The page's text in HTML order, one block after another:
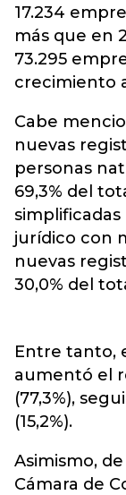
17.234
más que en
73.295
crecimiento
Cabe
nuevas
personas
69,3% del
simplificadas
jurídico con
nuevas
30,0% del
Entre tanto,
aumentó el
(77,3%),
(15,2%).
Asimismo,
Cámara de